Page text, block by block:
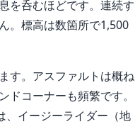
を呑むほどです。連続す
。標高は数箇所で1,500
す。アスファルトは概ね
ドコーナーも頻繁です。
、イージーライダー（地